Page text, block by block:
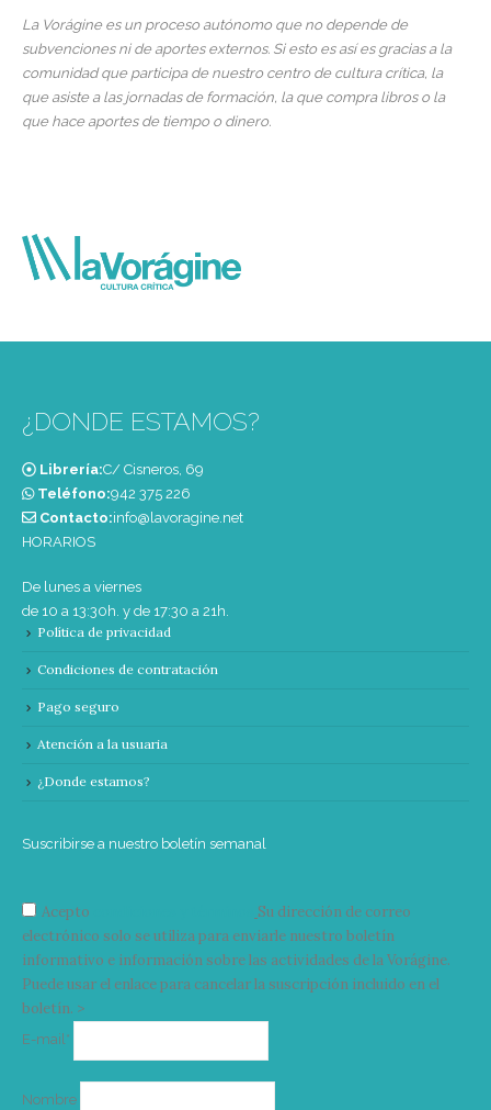
La Vorágine es un proceso autónomo que no depende de
subvenciones ni de aportes externos. Si esto es así es gracias a la
comunidad que participa de nuestro centro de cultura crítica, la
que asiste a las jornadas de formación, la que compra libros o la
que hace aportes de tiempo o dinero.
¿DONDE ESTAMOS?
Librería:C/ Cisneros, 69
Teléfono:‭942 375 226‬
Contacto:info@lavoragine.net
HORARIOS
De lunes a viernes
de 10 a 13:30h. y de 17:30 a 21h.
Política de privacidad
Condiciones de contratación
Pago seguro
Atención a la usuaria
¿Donde estamos?
Suscribirse a nuestro boletín semanal
Acepto
Su dirección de correo
electrónico solo se utiliza para enviarle nuestro boletín
informativo e información sobre las actividades de la Vorágine.
Puede usar el enlace para cancelar la suscripción incluido en el
boletín. >
E-mail*
Nombre